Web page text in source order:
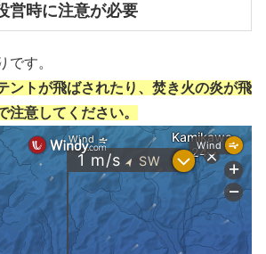
営時に注意が必要
です。
ントが飛ばされたり、焚き火の炎が飛
注意してください。